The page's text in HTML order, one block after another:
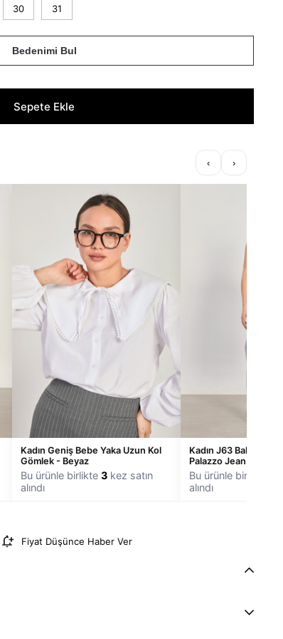
30 31
Bedenimi Bul
‹ ›
Kadın Geniş Bebe Yaka Uzun Kol
Gömlek - Beyaz
Bu ürünle birlikte 3kez satın
alındı
Kadın J63 Baklava
Palazzo Jean
Bu ürünle birlikte
alındı
Fiyat Düşünce Haber Ver